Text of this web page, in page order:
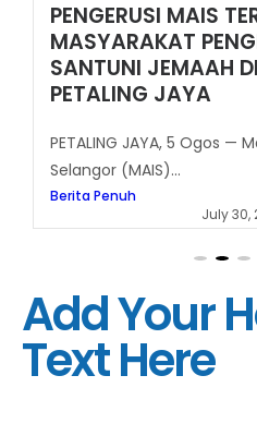
PENGERUSI MAIS
MASYARAKAT
SANTUNI JEMAAH
PETALING JAYA
PETALING JAYA, 5 Ogos —
Selangor (MAIS)...
Berita Penuh
July 30,
Add Your
Text Here